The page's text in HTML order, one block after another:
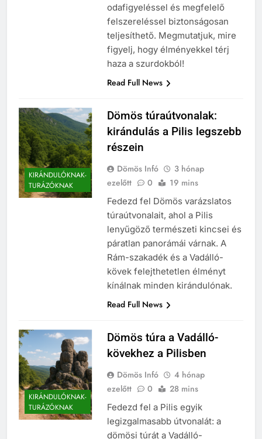
odafigyeléssel és megfelelő
felszereléssel biztonságosan
teljesíthető. Megmutatjuk, mire
figyelj, hogy élményekkel térj
haza a szurdokból!
Read Full News
KIRÁNDULÓKNAK-
TURÁZÓKNAK
Dömös túraútvonalak:
kirándulás a Pilis legszebb
részein
Dömös Infó
3 hónap
ezelőtt
0 19 mins
Fedezd fel Dömös varázslatos
túraútvonalait, ahol a Pilis
lenyűgöző természeti kincsei és
páratlan panorámái várnak. A
Rám-szakadék és a Vadálló-
kövek felejthetetlen élményt
kínálnak minden kirándulónak.
Read Full News
KIRÁNDULÓKNAK-
TURÁZÓKNAK
Dömös túra a Vadálló-
kövekhez a Pilisben
Dömös Infó
4 hónap
ezelőtt
0 28 mins
Fedezd fel a Pilis egyik
legizgalmasabb útvonalát: a
dömösi túrát a Vadálló-